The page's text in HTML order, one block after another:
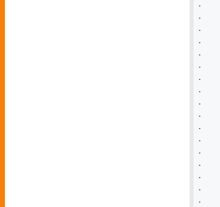
.
.
.
.
.
.
.
.
.
.
.
.
.
.
.
.